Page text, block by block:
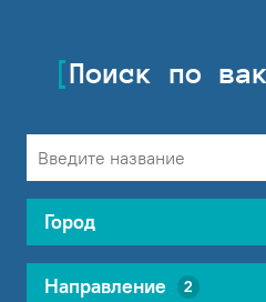
Поиск по
Город
Направление 2